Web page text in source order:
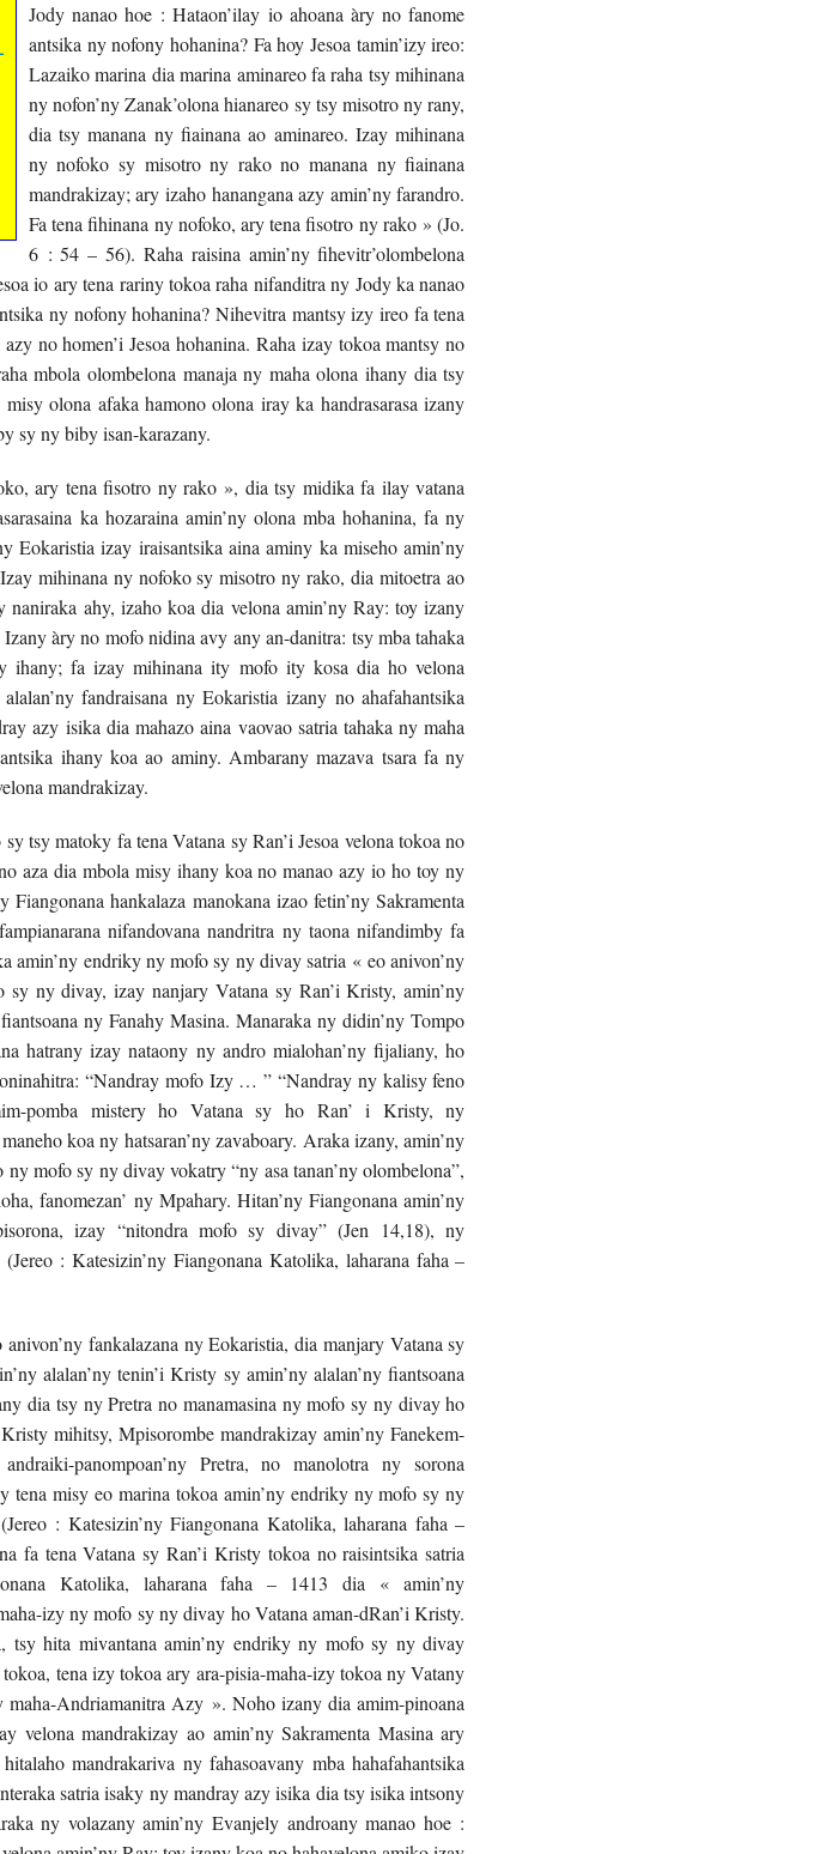
Jody nanao hoe : Hataon’ilay io ahoana àry no fanome
antsika ny nofony hohanina? Fa hoy Jesoa tamin’izy ireo:
Lazaiko marina dia marina aminareo fa raha tsy mihinana
ny nofon’ny Zanak’olona hianareo sy tsy misotro ny rany,
dia tsy manana ny fiainana ao aminareo. Izay mihinana
ny nofoko sy misotro ny rako no manana ny fiainana
mandrakizay; ary izaho hanangana azy amin’ny farandro.
Fa tena fihinana ny nofoko, ary tena fisotro ny rako » (Jo.
6 : 54 – 56). Raha raisina amin’ny fihevitr’olombelona
io ary tena rariny tokoa raha nifanditra ny Jody ka nanao
ny nofony hohanina? Nihevitra mantsy izy ireo fa tena
no homen’i Jesoa hohanina. Raha izay tokoa mantsy no
mbola olombelona manaja ny maha olona ihany dia tsy
olona afaka hamono olona iray ka handrasarasa izany
sy ny biby isan-karazany.
ary tena fisotro ny rako », dia tsy midika fa ilay vatana
ka hozaraina amin’ny olona mba hohanina, fa ny
Eokaristia izay iraisantsika aina aminy ka miseho amin’ny
mihinana ny nofoko sy misotro ny rako, dia mitoetra ao
ahy, izaho koa dia velona amin’ny Ray: toy izany
àry no mofo nidina avy any an-danitra: tsy mba tahaka
ihany; fa izay mihinana ity mofo ity kosa dia ho velona
fandraisana ny Eokaristia izany no ahafahantsika
azy isika dia mahazo aina vaovao satria tahaka ny maha
ihany koa ao aminy. Ambarany mazava tsara fa ny
mandrakizay.
tsy matoky fa tena Vatana sy Ran’i Jesoa velona tokoa no
aza dia mbola misy ihany koa no manao azy io ho toy ny
hankalaza manokana izao fetin’ny Sakramenta
nifandovana nandritra ny taona nifandimby fa
amin’ny endriky ny mofo sy ny divay satria « eo anivon’ny
ny divay, izay nanjary Vatana sy Ran’i Kristy, amin’ny
ny Fanahy Masina. Manaraka ny didin’ny Tompo
hatrany izay nataony ny andro mialohan’ny fijaliany, ho
“Nandray mofo Izy … ” “Nandray ny kalisy feno
pomba mistery ho Vatana sy ho Ran’ i Kristy, ny
koa ny hatsaran’ny zavaboary. Araka izany, amin’ny
mofo sy ny divay vokatry “ny asa tanan’ny olombelona”,
fanomezan’ ny Mpahary. Hitan’ny Fiangonana amin’ny
izay “nitondra mofo sy divay” (Jen 14,18), ny
: Katesizin’ny Fiangonana Katolika, laharana faha –
fankalazana ny Eokaristia, dia manjary Vatana sy
alalan’ny tenin’i Kristy sy amin’ny alalan’ny fiantsoana
dia tsy ny Pretra no manamasina ny mofo sy ny divay ho
mihitsy, Mpisorombe mandrakizay amin’ny Fanekem-
panompoan’ny Pretra, no manolotra ny sorona
misy eo marina tokoa amin’ny endriky ny mofo sy ny
: Katesizin’ny Fiangonana Katolika, laharana faha –
fa tena Vatana sy Ran’i Kristy tokoa no raisintsika satria
Katolika, laharana faha – 1413 dia « amin’ny
izy ny mofo sy ny divay ho Vatana aman-dRan’i Kristy.
hita mivantana amin’ny endriky ny mofo sy ny divay
tena izy tokoa ary ara-pisia-maha-izy tokoa ny Vatany
Andriamanitra Azy ». Noho izany dia amim-pinoana
velona mandrakizay ao amin’ny Sakramenta Masina ary
mandrakariva ny fahasoavany mba hahafahantsika
satria isaky ny mandray azy isika dia tsy isika intsony
ny volazany amin’ny Evanjely androany manao hoe :